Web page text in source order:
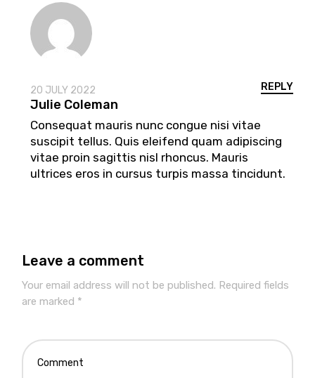
Julie Coleman
20 JULY 2022 REPLY
Consequat mauris nunc congue nisi vitae
suscipit tellus. Quis eleifend quam adipiscing
vitae proin sagittis nisl rhoncus. Mauris
ultrices eros in cursus turpis massa tincidunt.
Leave a comment
Your email address will not be published. Required fields
are marked *